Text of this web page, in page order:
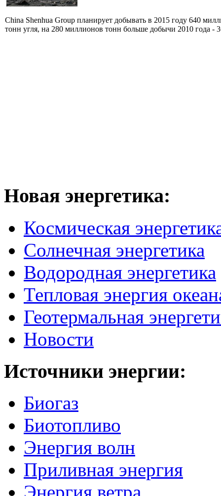
China Shenhua Group планирует добывать в 2015 году 640
тонн угля, на 280 миллионов тонн больше добычи 2010 года -
Новая энергетика:
Космическая
Солнечная энергетика
Водородная энергетика
Тепловая энергия
Геотермальная
Новости
Источники энергии:
Биогаз
Биотопливо
Энергия волн
Приливная энергия